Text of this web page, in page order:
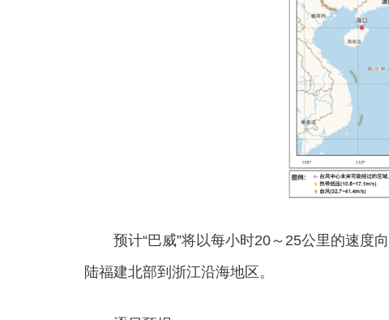
预计“巴威”将以每小时20～25公里的速度向
陆福建北部到浙江沿海地区。